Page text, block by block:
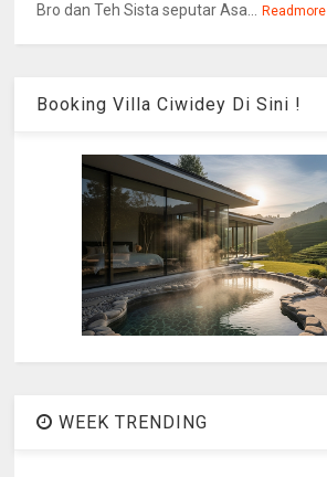
Bro dan Teh Sista seputar Asa...
Readmore
Booking Villa Ciwidey Di Sini !
WEEK TRENDING